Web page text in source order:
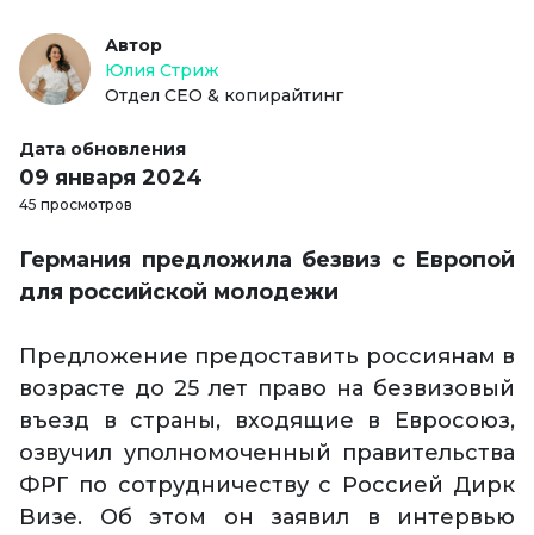
Автор
Юлия Стриж
Отдел СЕО & копирайтинг
Дата обновления
09 января 2024
45 просмотров
Германия предложила безвиз с Европой
для российской молодежи
Предложение предоставить россиянам в
возрасте до 25 лет право на безвизовый
въезд в страны, входящие в Евросоюз,
озвучил уполномоченный правительства
ФРГ по сотрудничеству с Россией Дирк
Визе. Об этом он заявил в интервью